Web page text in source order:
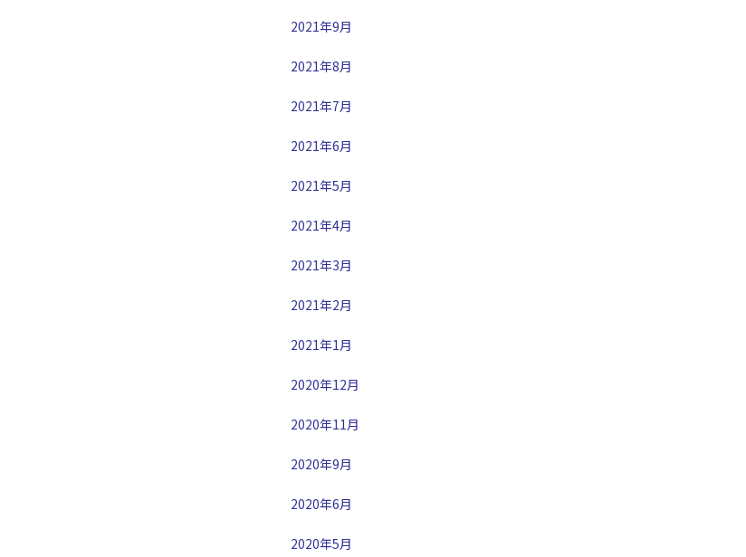
2021年9月
2021年8月
2021年7月
2021年6月
2021年5月
2021年4月
2021年3月
2021年2月
2021年1月
2020年12月
2020年11月
2020年9月
2020年6月
2020年5月